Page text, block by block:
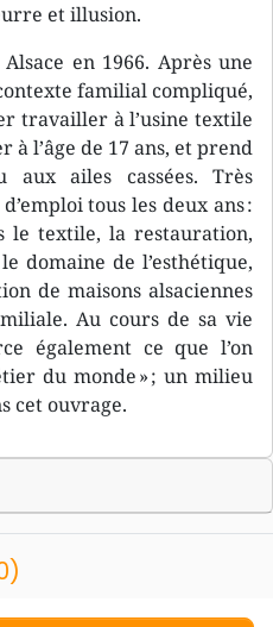
et illusion.
en 1966. Après une
familial compliqué,
travailler à l’usine textile
à l’âge de 17 ans, et prend
ailes cassées. Très
tous les deux ans :
le textile, la restauration,
domaine de l’esthétique,
de maisons alsaciennes
Au cours de sa vie
également ce que l’on
du monde » ; un milieu
cet ouvrage.